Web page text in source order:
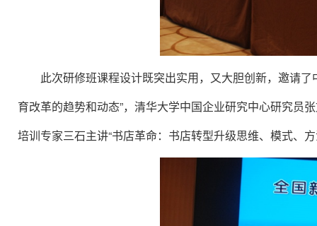
此次研修班课程设计既突出实用，又大胆创新，邀请
育改革的趋势和动态”，清华大学中国企业研究中心研究员
培训专家三石主讲“书店革命：书店转型升级思维、模式、